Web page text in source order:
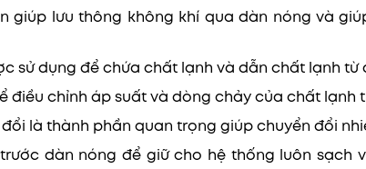
giúp lưu thông không khí qua dàn nóng và
sử dụng để chứa chất lạnh và dẫn chất lạnh từ
điều chỉnh áp suất và dòng chảy của chất lạnh
là thành phần quan trọng giúp chuyển đổi
dàn nóng để giữ cho hệ thống luôn